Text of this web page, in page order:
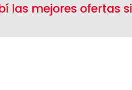
las mejores ofertas